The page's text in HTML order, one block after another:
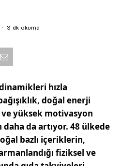
3 dk okuma
hızla
doğal enerji
ve yüksek motivasyon
da artıyor. 48 ülkede
bazlı içeriklerin,
fiziksel ve